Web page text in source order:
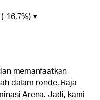
16,7%) ▼
memanfaatkan
dalam ronde, Raja
Arena. Jadi, kami